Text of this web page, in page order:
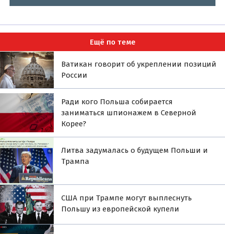
Ещё по теме
Ватикан говорит об укреплении позиций
России
Ради кого Польша собирается
заниматься шпионажем в Северной
Корее?
Литва задумалась о будущем Польши и
Трампа
США при Трампе могут выплеснуть
Польшу из европейской купели